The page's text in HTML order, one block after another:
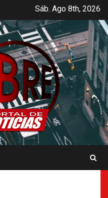
Sáb. Ago 8th, 2026